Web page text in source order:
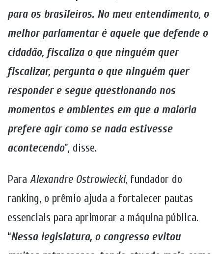
para os brasileiros. No meu entendimento, o
melhor parlamentar é aquele que defende o
cidadão, fiscaliza o que ninguém quer
fiscalizar, pergunta o que ninguém quer
responder e segue questionando nos
momentos e ambientes em que a maioria
prefere agir como se nada estivesse
acontecendo”, disse.
Para Alexandre Ostrowiecki, fundador do
ranking, o prêmio ajuda a fortalecer pautas
essenciais para aprimorar a máquina pública.
“Nessa legislatura, o congresso evitou